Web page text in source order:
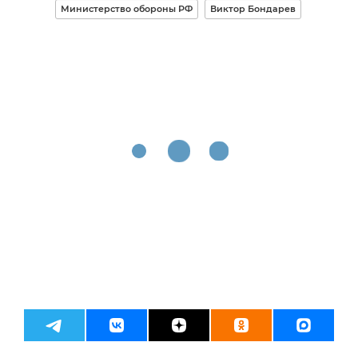
Министерство обороны РФ Виктор Бондарев